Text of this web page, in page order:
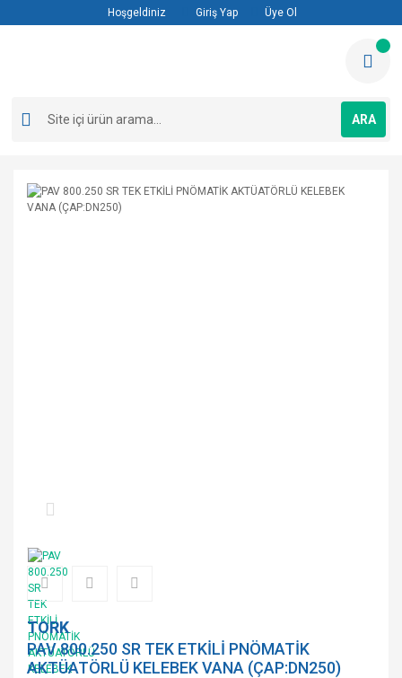
Hoşgeldiniz Giriş Yap Üye Ol
ARA
TORK
PAV 800.250 SR TEK ETKİLİ PNÖMATİK
AKTÜATÖRLÜ KELEBEK VANA (ÇAP:DN250)